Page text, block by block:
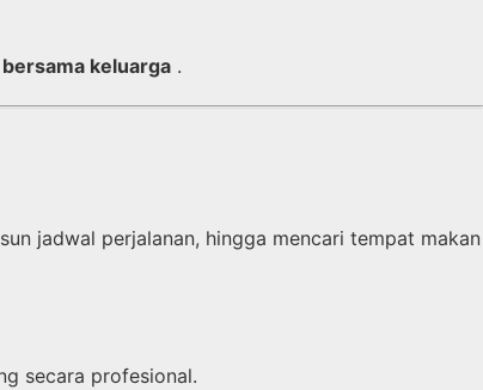
keluarga .
jadwal perjalanan, hingga mencari tempat makan
secara profesional.